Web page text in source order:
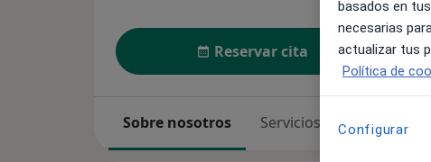
Reservar cita
Sobre nosotros Servicios
basados en
necesarias
actualizar tus
Política de
Configurar